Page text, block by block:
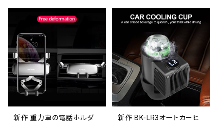
新作 重力車の電話ホルダ
新作 BK-LR3オートカーヒ